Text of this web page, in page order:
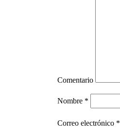
Comentario
Nombre *
Correo electrónico *